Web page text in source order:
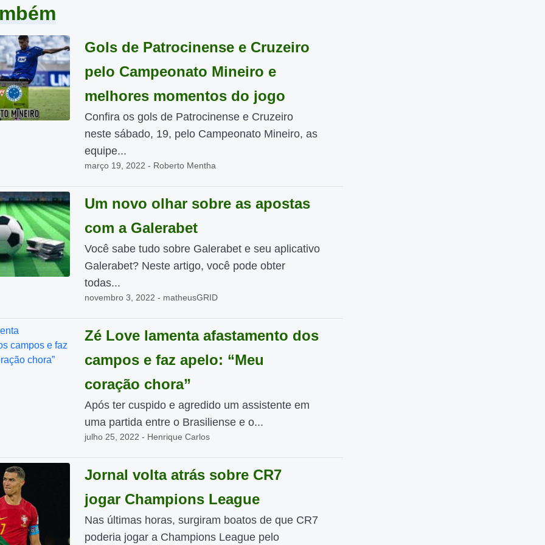
Gols de Patrocinense e Cruzeiro
pelo Campeonato Mineiro e
melhores momentos do jogo
Confira os gols de Patrocinense e Cruzeiro
neste sábado, 19, pelo Campeonato Mineiro, as
equipe...
março 19, 2022 - Roberto Mentha
Um novo olhar sobre as apostas
com a Galerabet
Você sabe tudo sobre Galerabet e seu aplicativo
Galerabet? Neste artigo, você pode obter
todas...
novembro 3, 2022 - matheusGRID
Zé Love lamenta afastamento dos
campos e faz apelo: “Meu
coração chora”
Após ter cuspido e agredido um assistente em
uma partida entre o Brasiliense e o...
julho 25, 2022 - Henrique Carlos
Jornal volta atrás sobre CR7
jogar Champions League
Nas últimas horas, surgiram boatos de que CR7
poderia jogar a Champions League pelo